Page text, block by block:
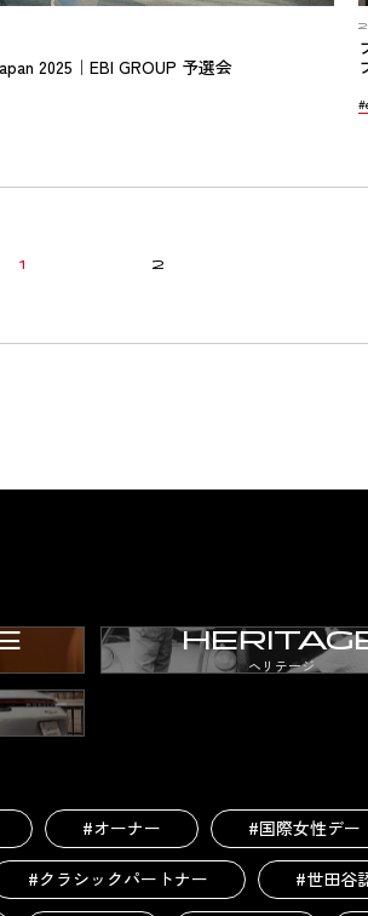
2025｜EBI GROUP 予選会
1 2
ヘリテージ
#オーナー #国際女性デー
#クラシックパートナー #世田谷